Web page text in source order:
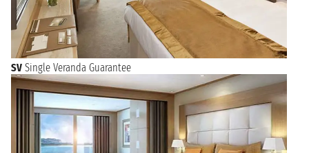
SV Single Veranda Guarantee